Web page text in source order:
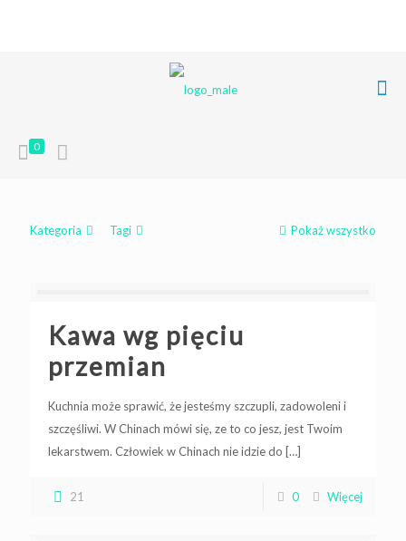
0
Kategoria Tagi Pokaż wszystko
Kawa wg pięciu
przemian
Kuchnia może sprawić, że jesteśmy szczupli, zadowoleni i
szczęśliwi. W Chinach mówi się, ze to co jesz, jest Twoim
lekarstwem. Człowiek w Chinach nie idzie do […]
21 0 Więcej